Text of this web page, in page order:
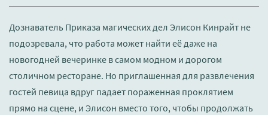
Дознаватель Приказа магических дел Элисон Кинрайт не
подозревала, что работа может найти её даже на
новогодней вечеринке в самом модном и дорогом
столичном ресторане. Но приглашенная для развлечения
гостей певица вдруг падает пораженная проклятием
прямо на сцене, и Элисон вместо того, чтобы продолжать